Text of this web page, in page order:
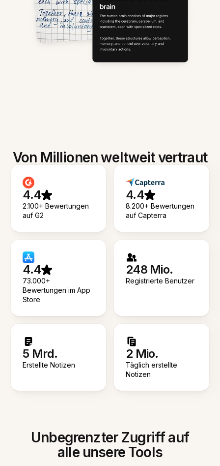
Von Millionen weltweit vertraut
4.4
2.100+ Bewertungen
auf G2
4.4
8.200+ Bewertungen
auf Capterra
4.4
73.000+
Bewertungen im App
Store
248 Mio.
Registrierte Benutzer
5 Mrd.
Erstellte Notizen
2 Mio.
Täglich erstellte
Notizen
Unbegrenzter Zugriff auf
alle unsere Tools